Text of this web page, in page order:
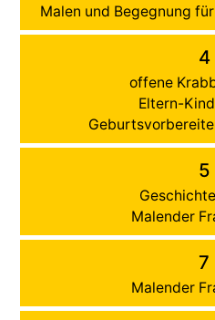
Malen und Begegnung
4
offene
Eltern-
5
Malender
7
Malender